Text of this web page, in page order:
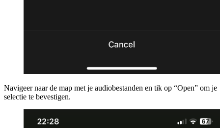
Navigeer naar de map met je audiobestanden en tik op “Open” om je
selectie te bevestigen.